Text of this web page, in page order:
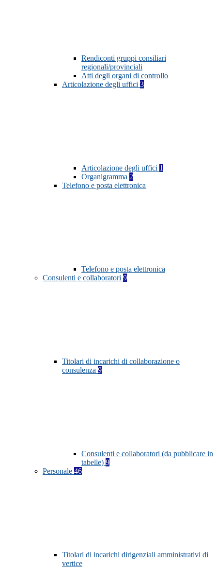
Rendiconti gruppi consiliari
regionali/provinciali
Atti degli organi di controllo
Articolazione degli uffici 3
Articolazione degli uffici 1
Organigramma 2
Telefono e posta elettronica
Telefono e posta elettronica
Consulenti e collaboratori 9
Titolari di incarichi di collaborazione o
consulenza 9
Consulenti e collaboratori (da pubblicare in
tabelle) 9
Personale 46
Titolari di incarichi dirigenziali amministrativi di
vertice